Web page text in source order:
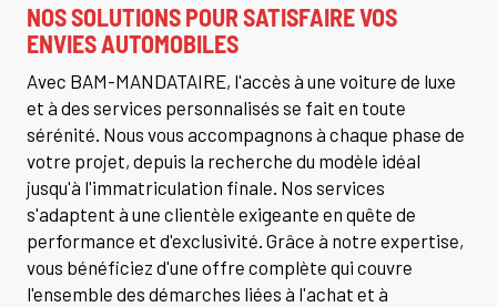
NOS SOLUTIONS POUR SATISFAIRE VOS
ENVIES AUTOMOBILES
Avec BAM-MANDATAIRE, l'accès à une voiture de luxe
et à des services personnalisés se fait en toute
sérénité. Nous vous accompagnons à chaque phase de
votre projet, depuis la recherche du modèle idéal
jusqu'à l'immatriculation finale. Nos services
s'adaptent à une clientèle exigeante en quête de
performance et d'exclusivité. Grâce à notre expertise,
vous bénéficiez d'une offre complète qui couvre
l'ensemble des démarches liées à l'achat et à